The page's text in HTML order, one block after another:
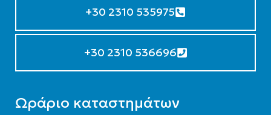
+30 2310 535975
+30 2310 536696
Ωράριο καταστημάτων